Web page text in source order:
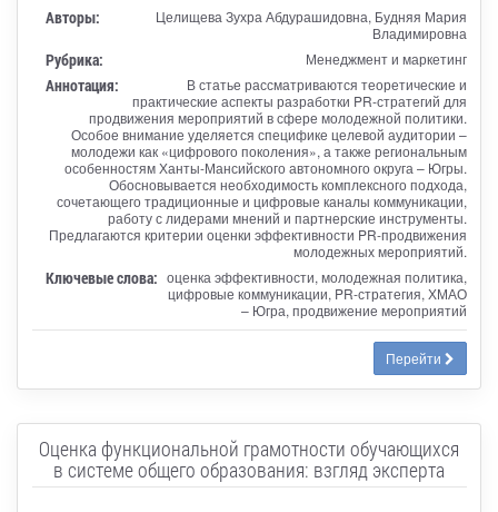
Авторы:
Целищева Зухра Абдурашидовна, Будняя Мария
Владимировна
Рубрика: Менеджмент и маркетинг
Аннотация:
В статье рассматриваются теоретические и
практические аспекты разработки PR-стратегий для
продвижения мероприятий в сфере молодежной политики.
Особое внимание уделяется специфике целевой аудитории –
молодежи как «цифрового поколения», а также региональным
особенностям Ханты-Мансийского автономного округа – Югры.
Обосновывается необходимость комплексного подхода,
сочетающего традиционные и цифровые каналы коммуникации,
работу с лидерами мнений и партнерские инструменты.
Предлагаются критерии оценки эффективности PR-продвижения
молодежных мероприятий.
Ключевые слова: оценка эффективности, молодежная политика,
цифровые коммуникации, PR-стратегия, ХМАО
– Югра, продвижение мероприятий
Перейти
Оценка функциональной грамотности обучающихся
в системе общего образования: взгляд эксперта